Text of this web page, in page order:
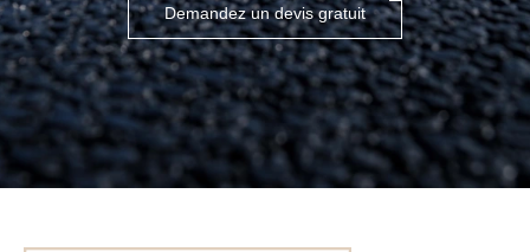
Demandez un devis gratuit